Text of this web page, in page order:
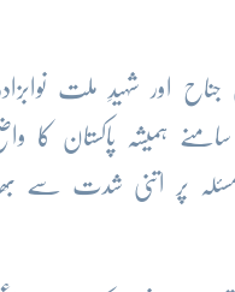
علی جناح اور شہیدِ ملت
ہمیشہ پاکستان کا
مسئلہ پر اتنی شدت